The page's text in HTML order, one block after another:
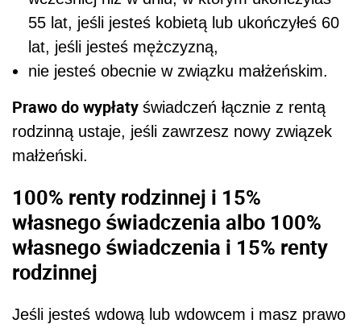
55 lat, jeśli jesteś kobietą lub ukończyłeś 60
lat, jeśli jesteś mężczyzną,
nie jesteś obecnie w związku małżeńskim.
Prawo do wypłaty świadczeń łącznie z rentą
rodzinną ustaje, jeśli zawrzesz nowy związek
małżeński.
100% renty rodzinnej i 15%
własnego świadczenia albo 100%
własnego świadczenia i 15% renty
rodzinnej
Jeśli jesteś wdową lub wdowcem i masz prawo